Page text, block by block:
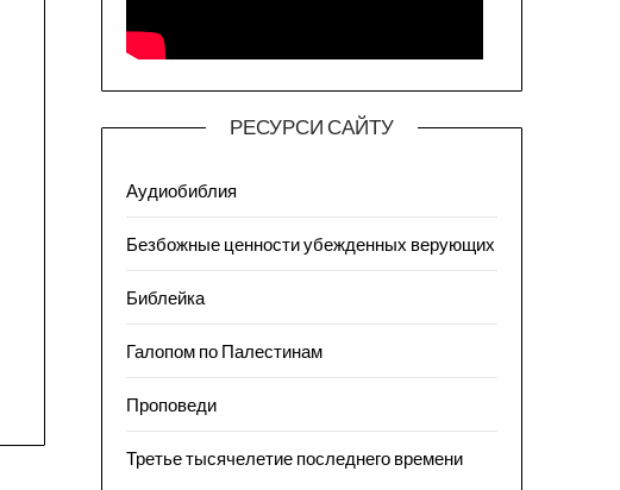
РЕСУРСИ САЙТУ
Аудиобиблия
Безбожные ценности убежденных верующих
Библейка
Галопом по Палестинам
Проповеди
Третье тысячелетие последнего времени